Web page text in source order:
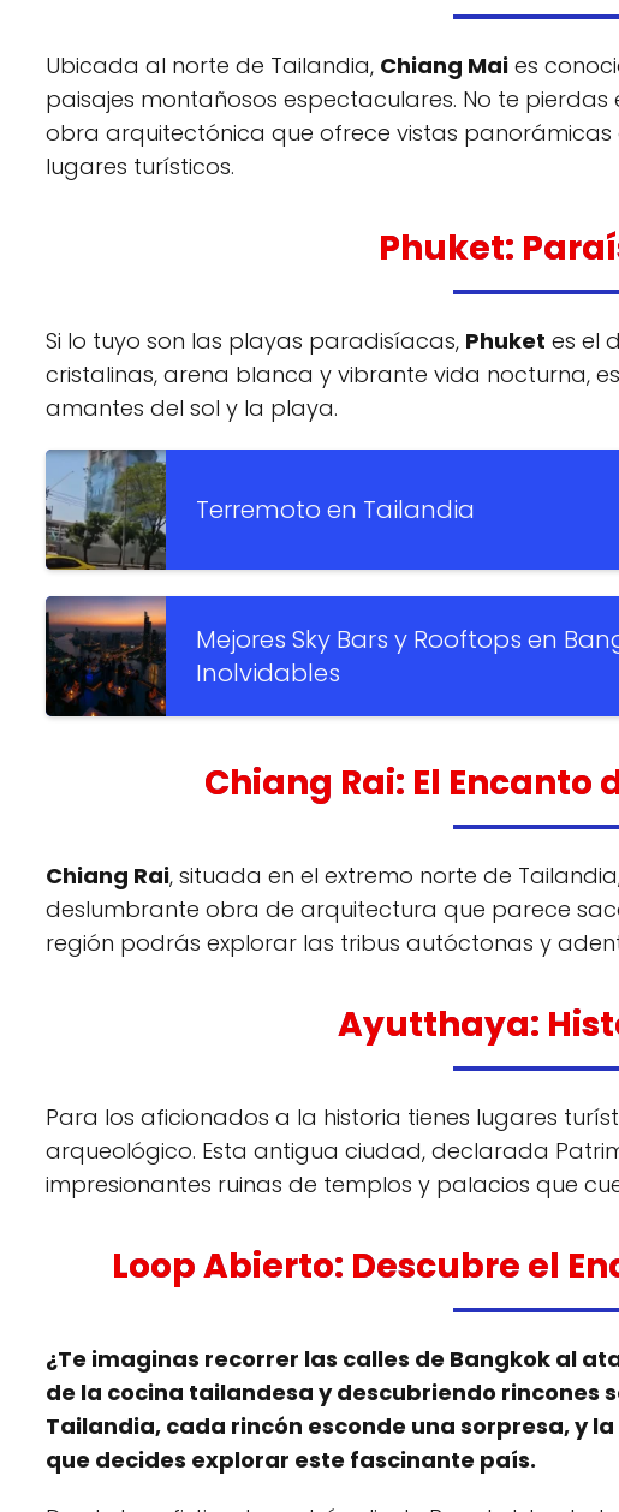
Ubicada al norte de Tailandia, Chiang Mai es
paisajes montañosos espectaculares. No te pierdas
obra arquitectónica que ofrece vistas panorámicas
lugares turísticos.
Phuket:
Si lo tuyo son las playas paradisíacas, Phuket es el
cristalinas, arena blanca y vibrante vida nocturna,
amantes del sol y la playa.
Terremoto en Tailandia
Mejores Sky Bars y Rooftops en
Inolvidables
Chiang Rai: El
Chiang Rai, situada en el extremo norte de
deslumbrante obra de arquitectura que parece
región podrás explorar las tribus autóctonas y
Ayutthaya:
Para los aficionados a la historia tienes lugares
arqueológico. Esta antigua ciudad, declarada
impresionantes ruinas de templos y palacios que
Loop Abierto: Descubre el
¿Te imaginas recorrer las calles de Bangkok al
de la cocina tailandesa y descubriendo rincones
Tailandia, cada rincón esconde una sorpresa, y
que decides explorar este fascinante país.